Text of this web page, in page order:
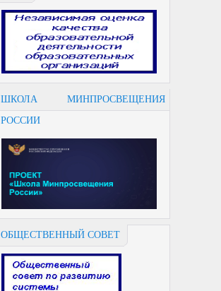
ШКОЛА МИНПРОСВЕЩЕНИЯ
РОССИИ
ОБЩЕСТВЕННЫЙ СОВЕТ